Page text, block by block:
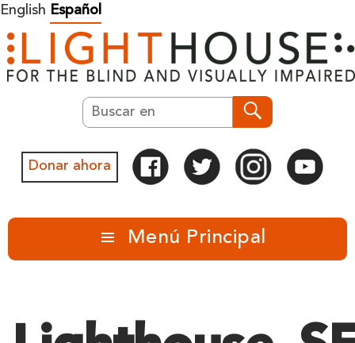
Ir
al
contenido
English Español
Buscar en
Donar ahora
Menú Principal